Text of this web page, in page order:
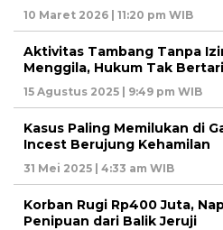
10 Maret 2026 | 11:20 pm WIB
Aktivitas Tambang Tanpa
Menggila, Hukum Tak
15 Agustus 2025 | 9:49 pm WIB
Kasus Paling Memilukan di
Incest Berujung Kehamilan
31 Mei 2025 | 4:33 am WIB
Korban Rugi Rp400 Juta,
Penipuan dari Balik Jeruji